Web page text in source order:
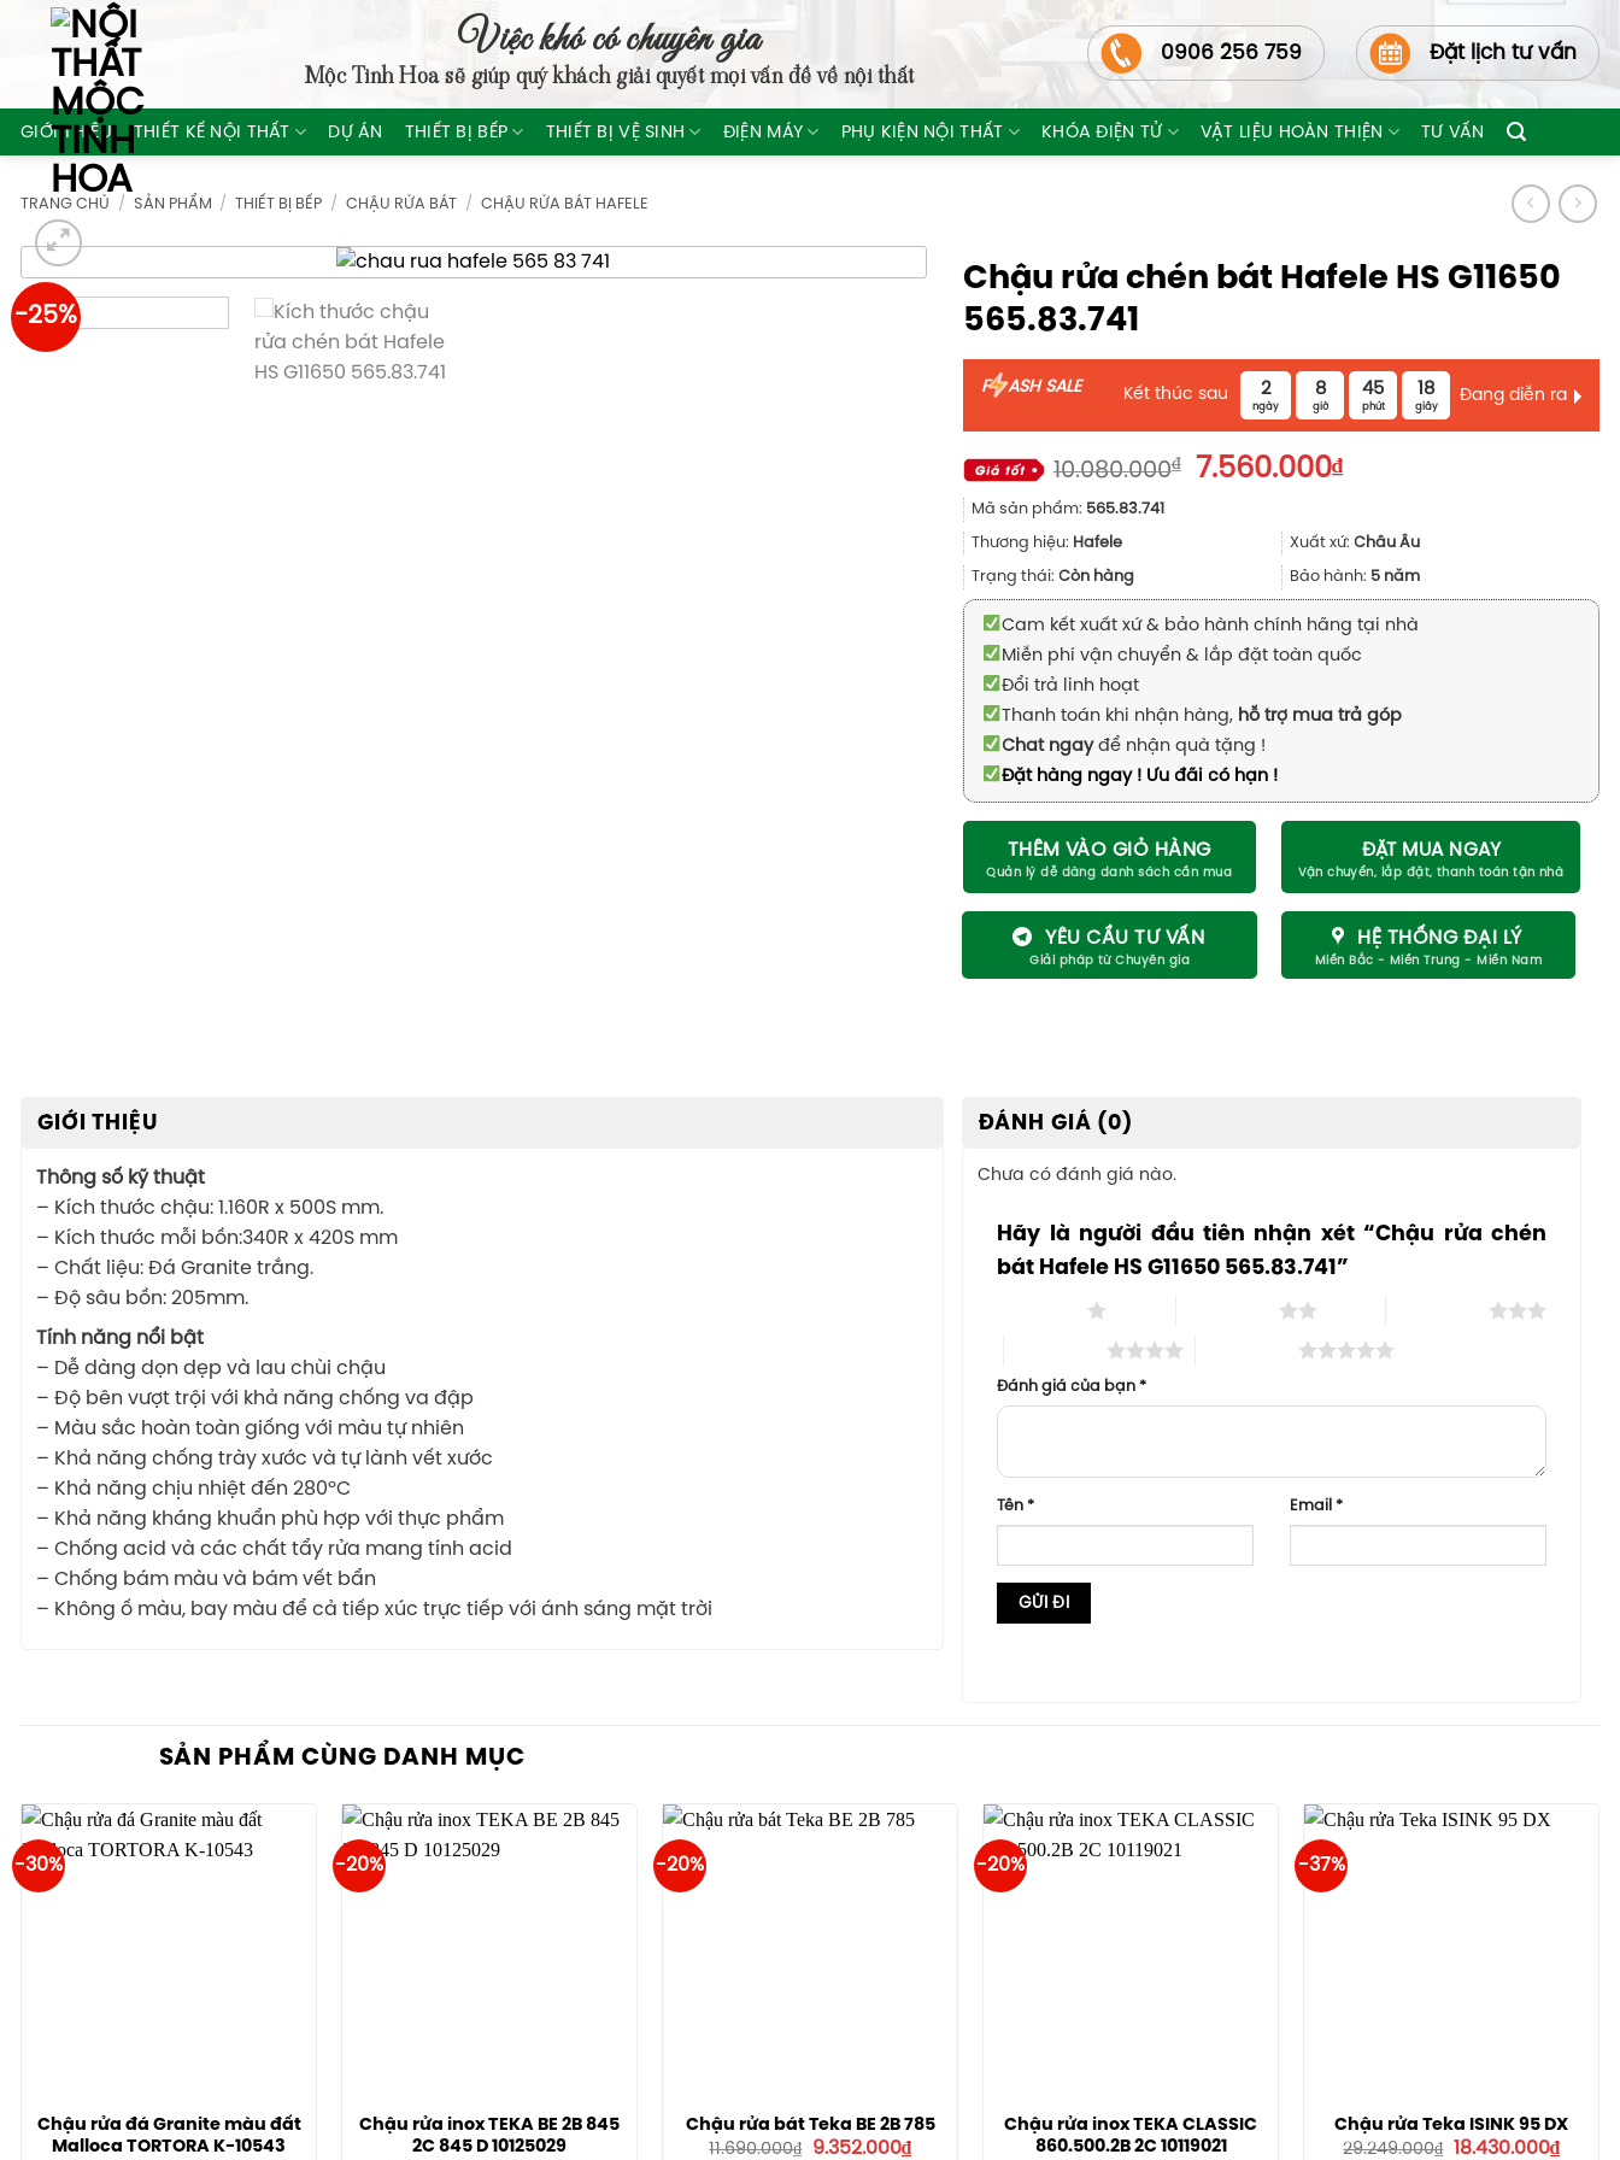
content
Việc khó có chuyên gia
Mộc Tinh Hoasẽ giúp quý khách giải quyết mọi vấn đề về nội thất
0906 256 759 Đặt lịch tư vấn
GIỚI THIỆU THIẾT KẾ NỘI THẤT DỰ ÁN THIẾT BỊ BẾP THIẾT BỊ VỆ SINH ĐIỆN MÁY PHỤ KIỆN NỘI THẤT KHÓA ĐIỆN TỬ VẬT LIỆU HOÀN THIỆN TƯ VẤN
TRANG CHỦ / SẢN PHẨM / THIẾT BỊ BẾP / CHẬU RỬA BÁT / CHẬU RỬA BÁT HAFELE
-25%
Chậu rửa chén bát Hafele HS G11650
565.83.741
F ASH SALE Kết thúc sau 2
ngày
8
giờ
45
phút
16
giây
Đang diễn ra
10.080.000₫
Giá
10.080.000₫.
7.560.000₫Giá
là:
7.560.000₫.
Mã sản phẩm: 565.83.741
Thương hiệu: Hafele Xuất xứ: Châu Âu
Trạng thái: Còn hàng Bảo hành: 5 năm
Cam kết xuất xứ & bảo hành chính hãng tại nhà
Miễn phí vận chuyển & lắp đặt toàn quốc
Đổi trả linh hoạt
Thanh toán khi nhận hàng, hỗ trợ mua trả góp
Chat ngayđể nhận quà tặng !
Đặt hàng ngay ! Ưu đãi có hạn !
THÊM VÀO GIỎ HÀNG ĐẶT MUA NGAY
YÊU CẦU TƯ VẤN HỆ THỐNG ĐẠI LÝ
GIỚI THIỆU
Thông số kỹ thuật
– Kích thước chậu: 1.160R x 500S mm.
– Kích thước mỗi bồn:340R x 420S mm
– Chất liệu: Đá Granite trắng.
– Độ sâu bồn: 205mm.
Tính năng nổi bật
– Dễ dàng dọn dẹp và lau chùi chậu
– Độ bên vượt trội với khả năng chống va đập
– Màu sắc hoàn toàn giống với màu tự nhiên
– Khả năng chống trày xước và tự lành vết xước
– Khả năng chịu nhiệt đến 280ºC
– Khả năng kháng khuẩn phù hợp với thực phẩm
– Chống acid và các chất tẩy rửa mang tính acid
– Chống bám màu và bám vết bẩn
– Không ố màu, bay màu để cả tiếp xúc trực tiếp với ánh sáng mặt trời
ĐÁNH GIÁ (0)
Chưa có đánh giá nào.
Hãy là người đầu tiên nhận xét “Chậu rửa chén
bát Hafele HS G11650 565.83.741”
Đánh giá của bạn*
Tên* Email*
SẢN PHẨM CÙNG DANH MỤC
-30%
Chậu rửa đá Granite màu đất
Malloca TORTORA K-10543
-20%
Chậu rửa inox TEKA BE 2B 845
2C 845 D 10125029
-20%
Chậu rửa bát Teka BE 2B 785
11.690.000₫
Giá
9.352.000₫Giá
-20%
Chậu rửa inox TEKA CLASSIC
860.500.2B 2C 10119021
-37%
Chậu rửa Teka ISINK 95 DX
29.249.000₫ Giá
18.430.000₫Giá